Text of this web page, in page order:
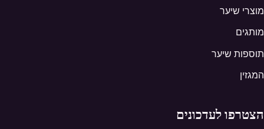
מוצרי שיער
מותגים
תוספות שיער
המגזין
הצטרפו לעדכונים